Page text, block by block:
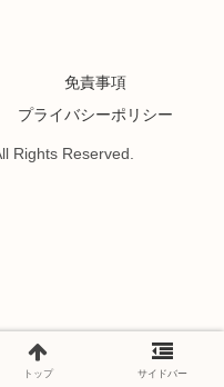
免責事項
プライバシーポリシー
Reserved.
トップ サイドバー